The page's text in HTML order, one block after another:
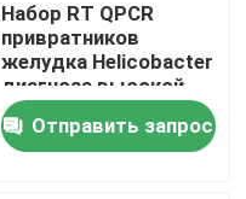
Набор RT QPCR
привратников
желудка Helicobacter
диагноза высокой
точности
молекулярный
лиофилизовал
Отправить запрос